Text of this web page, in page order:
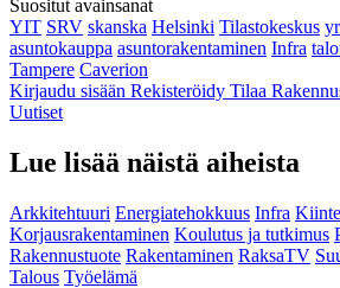
Suositut avainsanat
YIT SRV skanska Helsinki Tilastokeskus
asuntokauppa asuntorakentaminen Infra
Tampere Caverion
Kirjaudu sisään Rekisteröidy Tilaa
Uutiset
Lue lisää näistä aiheista
Arkkitehtuuri Energiatehokkuus Infra
Korjausrakentaminen Koulutus ja tutkimus
Rakennustuote Rakentaminen RaksaTV
Talous Työelämä